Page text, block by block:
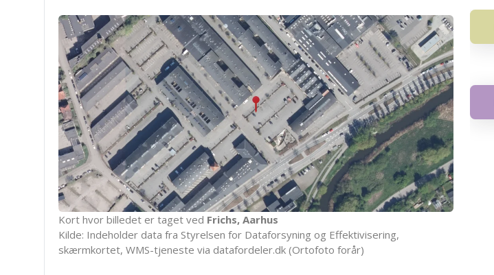
Kort hvor billedet er taget ved Frichs, Aarhus
Kilde: Indeholder data fra Styrelsen for Dataforsyning og Effektivisering,
skærmkortet, WMS-tjeneste via datafordeler.dk (Ortofoto forår)